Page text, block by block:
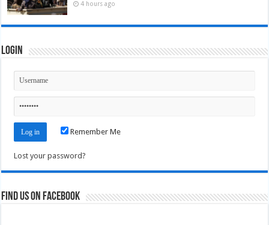
4 hours ago
Login
Remember Me
Lost your password?
Find us on Facebook